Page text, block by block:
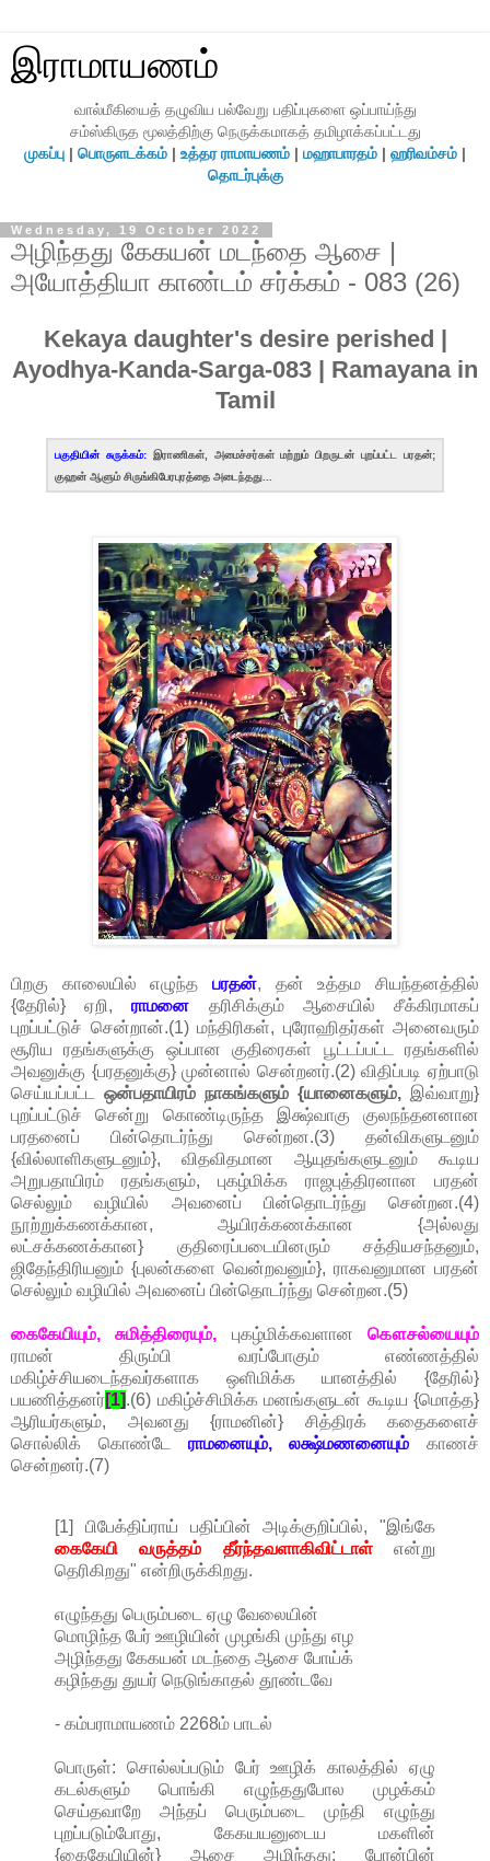
இராமாயணம்
வால்மீகியைத் தழுவிய பல்வேறு பதிப்புகளை ஒப்பாய்ந்து
சம்ஸ்கிருத மூலத்திற்கு நெருக்கமாகத் தமிழாக்கப்பட்டது
முகப்பு | பொருளடக்கம் | உத்தர ராமாயணம் | மஹாபாரதம் | ஹரிவம்சம் |
தொடர்புக்கு
Wednesday, 19 October 2022
அழிந்தது கேகயன் மடந்தை ஆசை |
அயோத்தியா காண்டம் சர்க்கம் - 083 (26)
Kekaya daughter's desire perished |
Ayodhya-Kanda-Sarga-083 | Ramayana in
Tamil
பகுதியின் சுருக்கம்: இராணிகள், அமைச்சர்கள் மற்றும் பிறருடன் புறப்பட்ட பரதன்;
குஹன் ஆளும் சிருங்கிபேரபுரத்தை அடைந்தது...
பிறகு காலையில் எழுந்த பரதன், தன் உத்தம சியந்தனத்தில்
{தேரில்} ஏறி,ராமனை தரிசிக்கும் ஆசையில் சீக்கிரமாகப்
புறப்பட்டுச் சென்றான்.(1) மந்திரிகள், புரோஹிதர்கள் அனைவரும்
சூரிய ரதங்களுக்கு ஒப்பான குதிரைகள் பூட்டப்பட்ட ரதங்களில்
அவனுக்கு {பரதனுக்கு} முன்னால் சென்றனர்.(2) விதிப்படி ஏற்பாடு
செய்யப்பட்ட ஒன்பதாயிரம் நாகங்களும் {யானைகளும், இவ்வாறு}
புறப்பட்டுச் சென்று கொண்டிருந்த இக்ஷ்வாகு குலநந்தனனான
பரதனைப் பின்தொடர்ந்து சென்றன.(3) தன்விகளுடனும்
{வில்லாளிகளுடனும்}, விதவிதமான ஆயுதங்களுடனும் கூடிய
அறுபதாயிரம் ரதங்களும், புகழ்மிக்க ராஜபுத்திரனான பரதன்
செல்லும் வழியில் அவனைப் பின்தொடர்ந்து சென்றன.(4)
நூற்றுக்கணக்கான, ஆயிரக்கணக்கான {அல்லது
லட்சக்கணக்கான} குதிரைப்படையினரும் சத்தியசந்தனும்,
ஜிதேந்திரியனும் {புலன்களை வென்றவனும்}, ராகவனுமான பரதன்
செல்லும் வழியில் அவனைப் பின்தொடர்ந்து சென்றன.(5)
கைகேயியும், சுமித்திரையும், புகழ்மிக்கவளானகௌசல்யையும்
ராமன் திரும்பி வரப்போகும் எண்ணத்தில்
மகிழ்ச்சியடைந்தவர்களாக ஒளிமிக்க யானத்தில் {தேரில்}
பயணித்தனர்[1].(6) மகிழ்ச்சிமிக்க மனங்களுடன் கூடிய {மொத்த}
ஆரியர்களும், அவனது {ராமனின்} சித்திரக் கதைகளைச்
சொல்லிக் கொண்டே ராமனையும், லக்ஷ்மணனையும் காணச்
சென்றனர்.(7)
[1] பிபேக்திப்ராய் பதிப்பின் அடிக்குறிப்பில், "இங்கே
கைகேயி வருத்தம் தீர்ந்தவளாகிவிட்டாள்என்று
தெரிகிறது" என்றிருக்கிறது.
எழுந்தது பெரும்படை ஏழு வேலையின்
மொழிந்த பேர் ஊழியின் முழங்கி முந்து எழ
அழிந்தது கேகயன் மடந்தை ஆசை போய்க்
கழிந்தது துயர் நெடுங்காதல் தூண்டவே
- கம்பராமாயணம் 2268ம் பாடல்
பொருள்: சொல்லப்படும் பேர் ஊழிக் காலத்தில் ஏழு
கடல்களும் பொங்கி எழுந்ததுபோல முழக்கம்
செய்தவாறே அந்தப் பெரும்படை முந்தி எழுந்து
புறப்படும்போது, கேகயயனுடைய மகளின்
{கைகேயியின்} ஆசை அழிந்தது; பேரன்பின்